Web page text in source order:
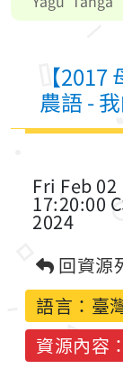
【
農語 -
Fri Feb 02
17:20:00
2024
回資源
語言： 臺
資源內容